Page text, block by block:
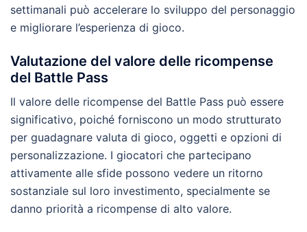
settimanali può accelerare lo sviluppo del personaggio
e migliorare l’esperienza di gioco.
Valutazione del valore delle ricompense
del Battle Pass
Il valore delle ricompense del Battle Pass può essere
significativo, poiché forniscono un modo strutturato
per guadagnare valuta di gioco, oggetti e opzioni di
personalizzazione. I giocatori che partecipano
attivamente alle sfide possono vedere un ritorno
sostanziale sul loro investimento, specialmente se
danno priorità a ricompense di alto valore.